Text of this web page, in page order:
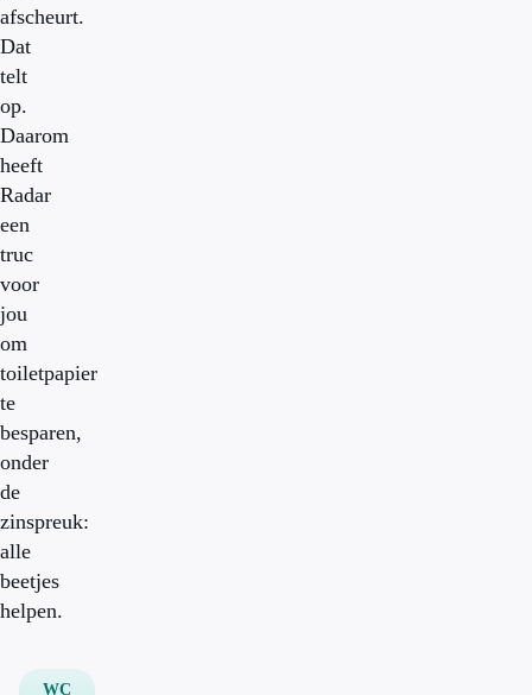
afscheurt.
Dat
telt
op.
Daarom
heeft
Radar
een
truc
voor
jou
om
toiletpapier
te
besparen,
onder
de
zinspreuk:
alle
beetjes
helpen.
WC